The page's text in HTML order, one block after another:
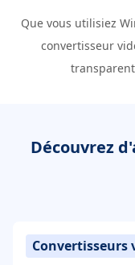
Que vous utilisiez
convertisseur
Découvrez
Convertisseurs